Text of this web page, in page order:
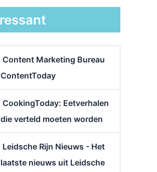
Content Marketing Bureau
ContentToday
CookingToday: Eetverhalen
die verteld moeten worden
Leidsche Rijn Nieuws - Het
laatste nieuws uit Leidsche